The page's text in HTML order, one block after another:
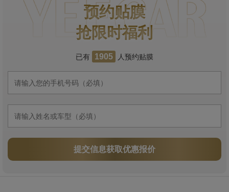
预约贴膜
抢限时福利
已有 1905 人预约贴膜
提交信息获取优惠报价